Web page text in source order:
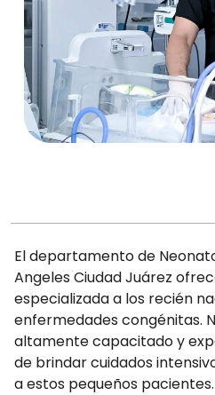
El departamento de
Angeles Ciudad Juárez
especializada a los recién
enfermedades congénitas.
altamente capacitado y
de brindar cuidados
a estos pequeños pacientes.